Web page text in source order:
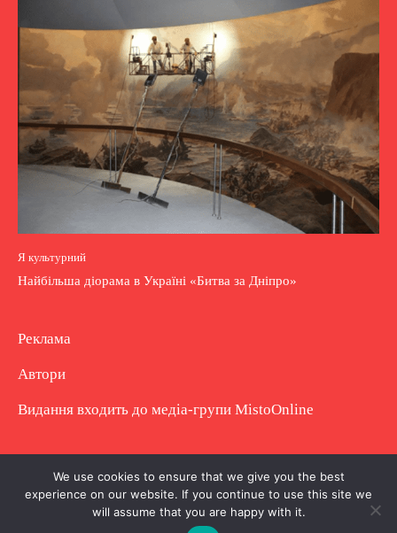
Я культурний
Найбільша діорама в Україні «Битва за Дніпро»
Реклама
Автори
Видання входить до медіа-групи MistoOnline
Copyright © Повне використання матеріалу
заборонено. Частково можна з гіперпосиланням.
We use cookies to ensure that we give you the best
experience on our website. If you continue to use this site we
will assume that you are happy with it.